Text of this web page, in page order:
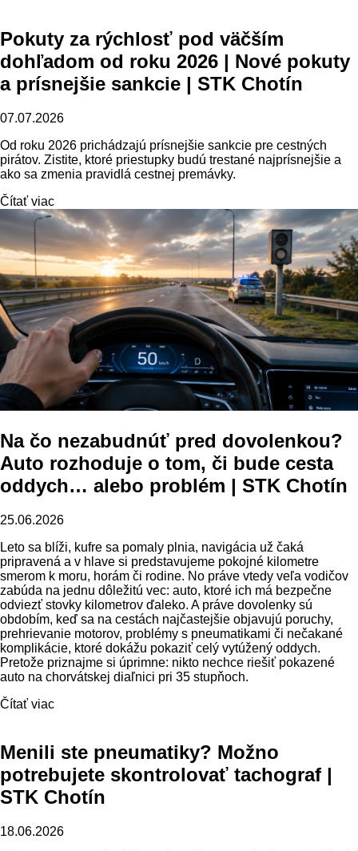
Pokuty za rýchlosť pod väčším
dohľadom od roku 2026 | Nové pokuty
a prísnejšie sankcie | STK Chotín
07.07.2026
Od roku 2026 prichádzajú prísnejšie sankcie pre cestných
pirátov. Zistite, ktoré priestupky budú trestané najprísnejšie a
ako sa zmenia pravidlá cestnej premávky.
Čítať viac
Na čo nezabudnúť pred dovolenkou?
Auto rozhoduje o tom, či bude cesta
oddych… alebo problém | STK Chotín
25.06.2026
Leto sa blíži, kufre sa pomaly plnia, navigácia už čaká
pripravená a v hlave si predstavujeme pokojné kilometre
smerom k moru, horám či rodine. No práve vtedy veľa vodičov
zabúda na jednu dôležitú vec: auto, ktoré ich má bezpečne
odviezť stovky kilometrov ďaleko. A práve dovolenky sú
obdobím, keď sa na cestách najčastejšie objavujú poruchy,
prehrievanie motorov, problémy s pneumatikami či nečakané
komplikácie, ktoré dokážu pokaziť celý vytúžený oddych.
Pretože priznajme si úprimne: nikto nechce riešiť pokazené
auto na chorvátskej diaľnici pri 35 stupňoch.
Čítať viac
Menili ste pneumatiky? Možno
potrebujete skontrolovať tachograf |
STK Chotín
18.06.2026